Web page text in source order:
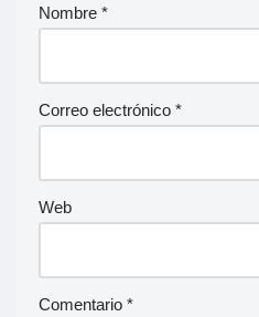
Nombre *
Correo electrónico *
Web
Comentario *